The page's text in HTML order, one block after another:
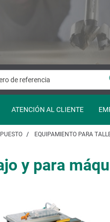
ATENCIÓN AL CLIENTE
EQUIPAMIENTO PARA
y para